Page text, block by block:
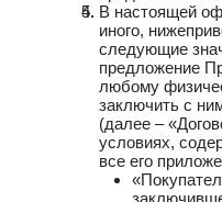
В настоящей
иного,
следующие
предложение
любому
заключить с
(далее –
условиях,
все его